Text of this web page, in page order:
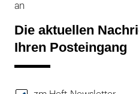
an
Die aktuellen
Ihren Posteingang